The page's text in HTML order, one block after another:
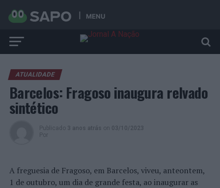
MENU
ATUALIDADE
Barcelos: Fragoso inaugura relvado
sintético
Publicado 3 anos atrás on 03/10/2023
Por
A freguesia de Fragoso, em Barcelos, viveu, anteontem,
1 de outubro, um dia de grande festa, ao inaugurar as